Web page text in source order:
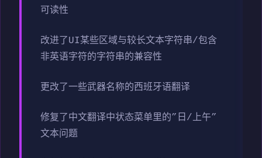
可读性
改进了UI某些区域与较长文本字符串/包含
非英语字符的字符串的兼容性
更改了一些武器名称的西班牙语翻译
修复了中文翻译中状态菜单里的”日/上午”
文本问题